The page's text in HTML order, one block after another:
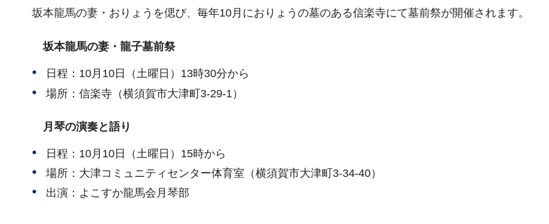
坂本龍馬の妻・おりょうを偲び、毎年10月におりょうの墓のある信楽寺にて墓前祭が開催されます。
坂本龍馬の妻・龍子墓前祭
日程：10月10日（土曜日）13時30分から
場所：信楽寺（横須賀市大津町3-29-1）
月琴の演奏と語り
日程：10月10日（土曜日）15時から
場所：大津コミュニティセンター体育室（横須賀市大津町3-34-40）
出演：よこすか龍馬会月琴部